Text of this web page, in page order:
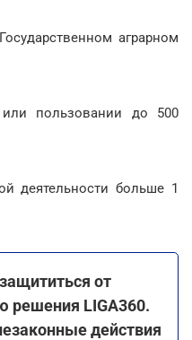
аграрном
пользовании до 500
деятельности больше 1
от
решения LIGA360.
действия